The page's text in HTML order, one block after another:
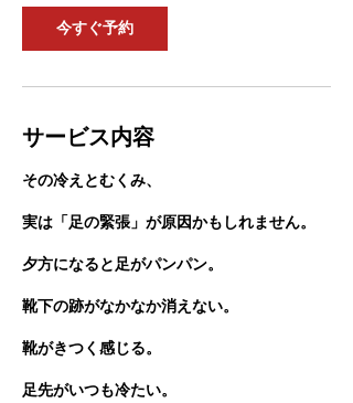
今すぐ予約
サービス内容
その冷えとむくみ、
実は「足の緊張」が原因かもしれません。
夕方になると足がパンパン。
靴下の跡がなかなか消えない。
靴がきつく感じる。
足先がいつも冷たい。